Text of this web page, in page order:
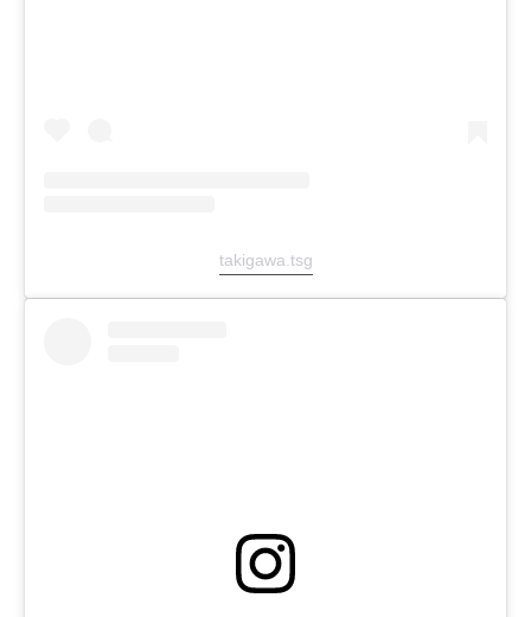
takigawa.tsg